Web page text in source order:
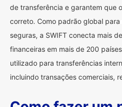
de transferência e garantem que
correto. Como padrão global
seguras, a SWIFT conecta mais
financeiras em mais de 200
utilizado para transferências
incluindo transações comerciais,